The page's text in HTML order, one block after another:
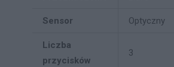
Sensor Optyczny
Liczba
przycisków
3